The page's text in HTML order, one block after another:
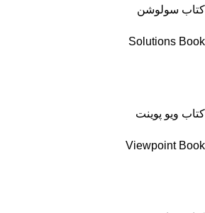
کتاب سولوشن
Solutions Book
کتاب ویو پوینت
Viewpoint Book